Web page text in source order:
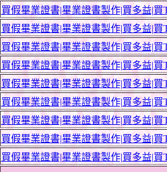
買假畢業證書|畢業證書製作|買多益|買
買假畢業證書|畢業證書製作|買多益|買
買假畢業證書|畢業證書製作|買多益|買
買假畢業證書|畢業證書製作|買多益|買
買假畢業證書|畢業證書製作|買多益|買
買假畢業證書|畢業證書製作|買多益|買
買假畢業證書|畢業證書製作|買多益|買
買假畢業證書|畢業證書製作|買多益|買
買假畢業證書|畢業證書製作|買多益|買